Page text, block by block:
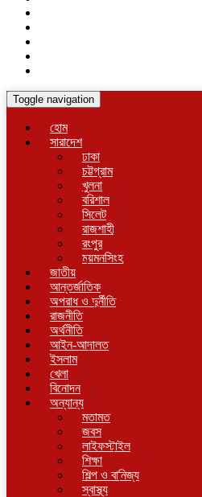
Toggle navigation
হোম
সারাদেশ
ঢাকা
চট্টগ্রাম
খুলনা
বরিশাল
সিলেট
রাজশাহী
রংপুর
ময়মনসিংহ
জাতীয়
আন্তর্জাতিক
অপরাধ ও দুর্নীতি
রাজনীতি
অর্থনীতি
আইন-আদালত
ইসলাম
খেলা
বিনোদন
অন্যান্য
মতামত
জবস
লাইফস্টাইল
শিক্ষা
শিল্প ও বানিজ্য
স্বাস্থ্য